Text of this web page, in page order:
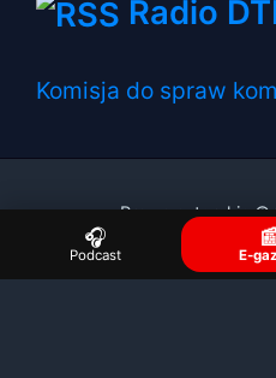
Radio
Komisja do spraw
Prawa autorskie ©
🎧
Podcast E-